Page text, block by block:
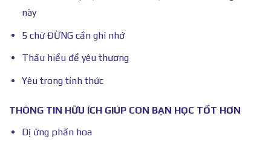
này
5 chữ ĐỪNG cần ghi nhớ
Thấu hiểu để yêu thương
Yêu trong tỉnh thức
THÔNG TIN HỮU ÍCH GIÚP CON BẠN HỌC TỐT HƠN
Dị ứng phấn hoa